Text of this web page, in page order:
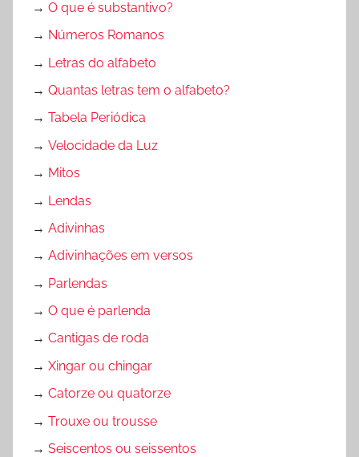
s
e
s
v
a
a
ç
→ O que é substantivo?
→ Números Romanos
→ Letras do alfabeto
→ Quantas letras tem o alfabeto?
→ Tabela Periódica
→ Velocidade da Luz
→ Mitos
→ Lendas
→ Adivinhas
→ Adivinhações em versos
→ Parlendas
→ O que é parlenda
→ Cantigas de roda
→ Xingar ou chingar
→ Catorze ou quatorze
→ Trouxe ou trousse
→ Seiscentos ou seissentos